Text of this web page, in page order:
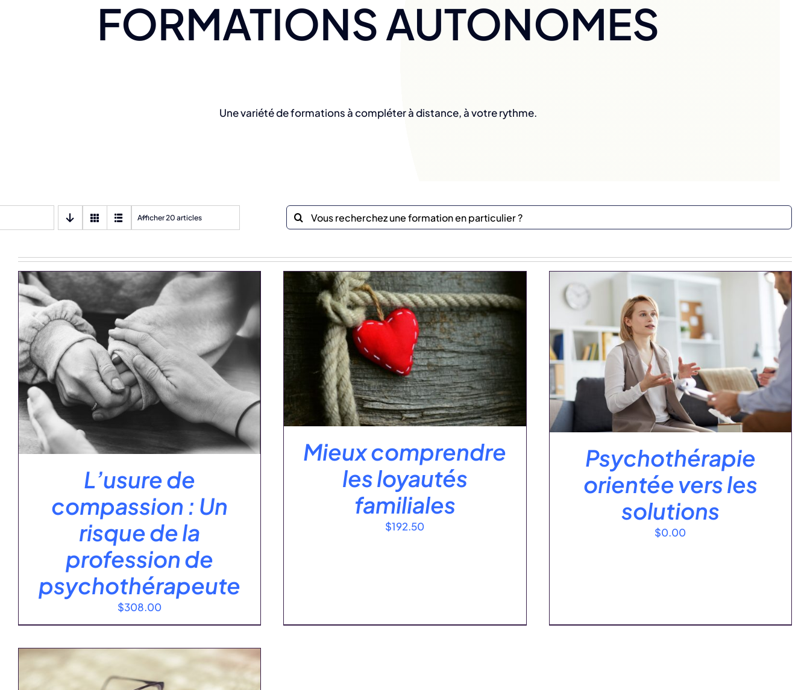
FORMATIONS AUTONOMES
Une variété de formations à compléter à distance, à votre rythme.
Afficher 20 articles
Recherche
sur
site
L’usure de
compassion : Un
risque de la
profession de
psychothérapeute
$308.00
AJOUTER AU PANIER DÉTAILS
Mieux comprendre
les loyautés
familiales
$192.50
AJOUTER AU PANIER / DÉTAILS
Psychothérapie
orientée vers les
solutions
$0.00